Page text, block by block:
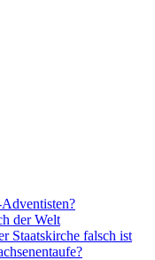
der Welt
Staatskirche falsch ist